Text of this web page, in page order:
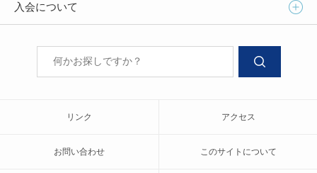
入会について
リンク アクセス
お問い合わせ このサイトについて